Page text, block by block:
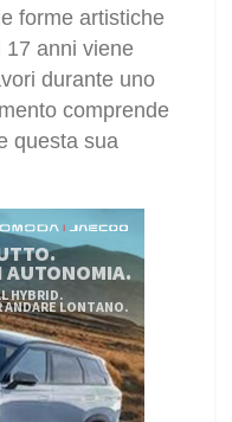
forme artistiche
17 anni viene
durante uno
comprende
questa sua